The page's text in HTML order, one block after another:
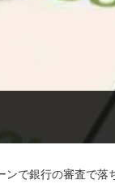
で銀行の審査で落